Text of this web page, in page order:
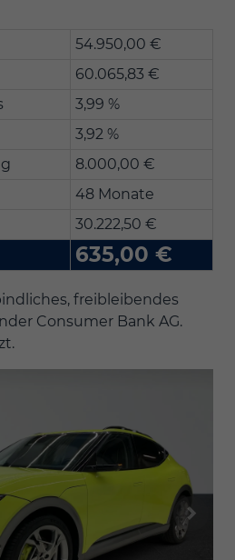
54.950,00 €
60.065,83 €
3,99 %
3,92 %
8.000,00 €
48 Monate
30.222,50 €
635,00 €
freibleibendes
Consumer Bank AG.